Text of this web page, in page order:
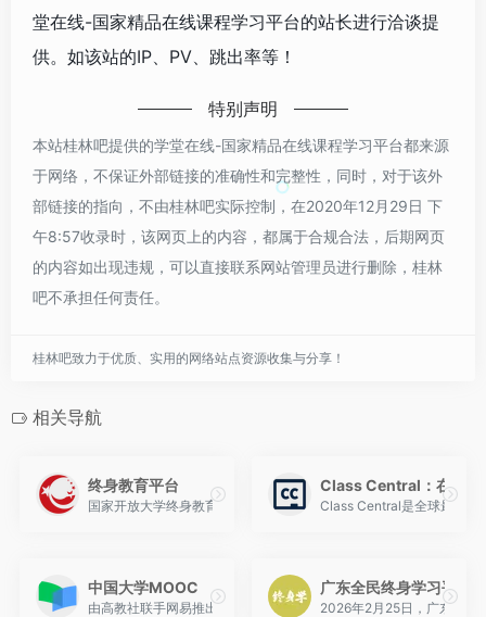
堂在线-国家精品在线课程学习平台的站长进行洽谈提
供。如该站的IP、PV、跳出率等！
特别声明
本站桂林吧提供的学堂在线-国家精品在线课程学习平台都来源
于网络，不保证外部链接的准确性和完整性，同时，对于该外
部链接的指向，不由桂林吧实际控制，在2020年12月29日 下
午8:57收录时，该网页上的内容，都属于合规合法，后期网页
的内容如出现违规，可以直接联系网站管理员进行删除，桂林
吧不承担任何责任。
桂林吧致力于优质、实用的网络站点资源收集与分享！
相关导航
终身教育平台
国家开放大学终身教育平台（https://le.ouchn.cn/）是一个面向全民
Class Central：在线教
Class Central是全球最大的
中国大学MOOC
由高教社联手网易推出，很多985大学的优质课程。
广东全民终身学习平台
2026年2月25日，广东全民